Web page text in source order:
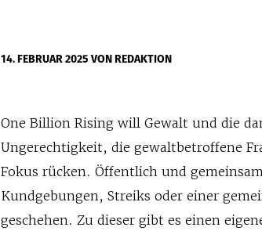
14. FEBRUAR 2025VON REDAKTION
One Billion Rising will Gewalt und die
Ungerechtigkeit, die gewaltbetroffene
Fokus rücken. Öffentlich und
Kundgebungen, Streiks oder einer
geschehen. Zu dieser gibt es einen